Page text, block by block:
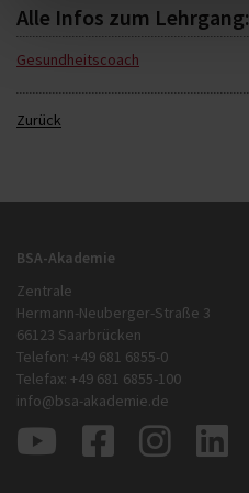
Alle Infos zum Lehrgang:
Gesundheitscoach
Zurück
BSA-Akademie
Zentrale
Hermann-Neuberger-Straße 3
66123 Saarbrücken
Telefon: +49 681 6855-0
Telefax: +49 681 6855-100
info@bsa-akademie.de